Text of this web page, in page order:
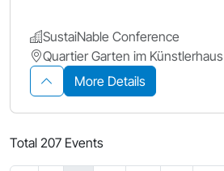
SustaiNable Conference
Quartier Garten im Künstlerhaus
More Details
Total 207 Events